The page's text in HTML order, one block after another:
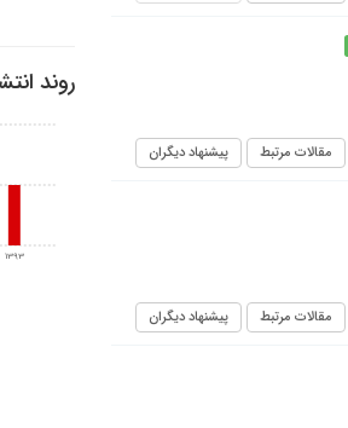
مقالات مرتبط پیشنهاد دیگران
مقالات مرتبط پیشنهاد دیگران
روند
1393